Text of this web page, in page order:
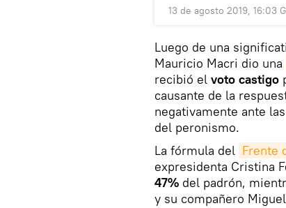
13 de agosto 2019, 16:03
Luego de una
Mauricio Macri dio una
recibió el voto castigo
causante de la
negativamente ante
del peronismo.
La fórmula del Frente
expresidenta Cristina
47% del padrón,
y su compañero